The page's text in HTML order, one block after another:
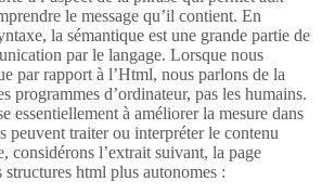
le message qu’il contient. En
la sémantique est une grande partie de
par le langage. Lorsque nous
par rapport à l’Html, nous parlons de la
programmes d’ordinateur, pas les humains.
essentiellement à améliorer la mesure dans
peuvent traiter ou interpréter le contenu
considérons l’extrait suivant, la page
structures html plus autonomes :